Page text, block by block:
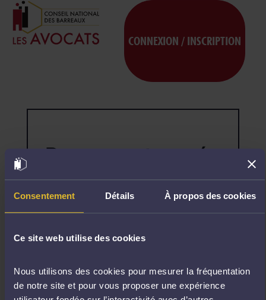
Consentement Détails À propos des cookies
Ce site web utilise des cookies
Nous utilisons des cookies pour mesurer la fréquentation
de notre site et pour vous proposer une expérience
CONNEXION / INSCRIPTION
Page non trouvée
la
page
pas.
E
T